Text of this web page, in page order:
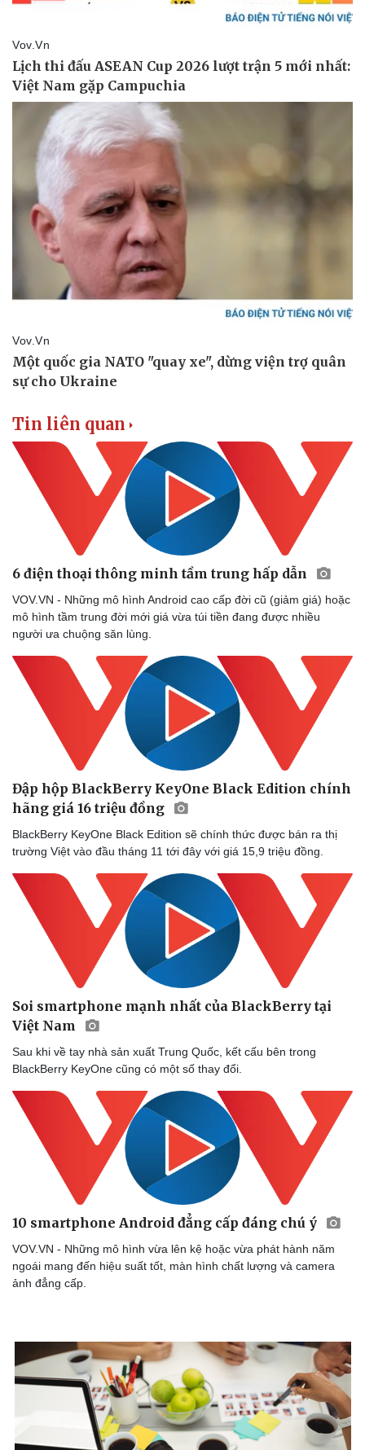
Thể thao
Bóng đá
Thế giới thể thao
eSports
Hậu trường
Ô tô - Xe máy
Tin liên quan
6 điện thoại thông minh tầm trung hấp dẫn
VOV.VN - Những mô hình Android cao cấp đời cũ (giảm giá) hoặc
mô hình tầm trung đời mới giá vừa túi tiền đang được nhiều
người ưa chuộng săn lùng.
Đập hộp BlackBerry KeyOne Black Edition chính
hãng giá 16 triệu đồng
BlackBerry KeyOne Black Edition sẽ chính thức được bán ra thị
trường Việt vào đầu tháng 11 tới đây với giá 15,9 triệu đồng.
Soi smartphone mạnh nhất của BlackBerry tại
Việt Nam
Sau khi về tay nhà sản xuất Trung Quốc, kết cấu bên trong
BlackBerry KeyOne cũng có một số thay đổi.
10 smartphone Android đẳng cấp đáng chú ý
VOV.VN - Những mô hình vừa lên kệ hoặc vừa phát hành năm
ngoái mang đến hiệu suất tốt, màn hình chất lượng và camera
ảnh đẳng cấp.